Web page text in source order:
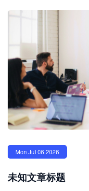
Mon Jul 06 2026
未知文章标题